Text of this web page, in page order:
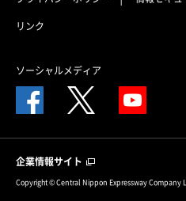
リンク
ソーシャルメディア
企業情報サイト
Copyright © Central Nippon Expressway Company